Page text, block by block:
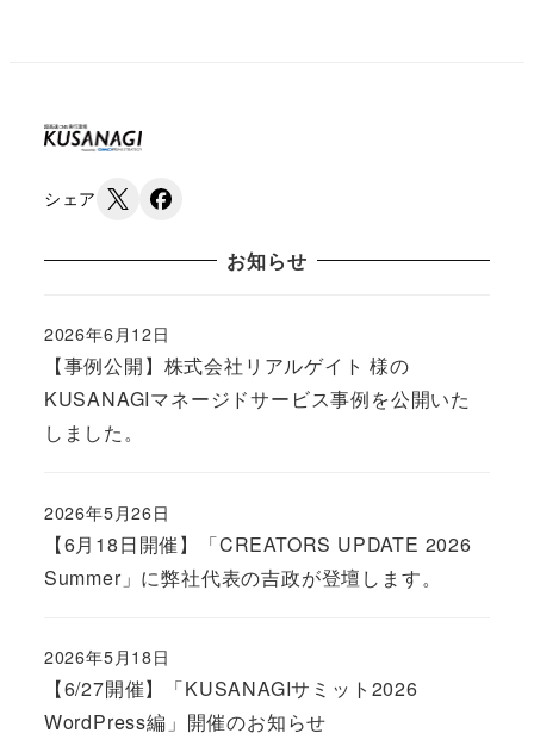
シェア
お知らせ
【事例公開】株式会社リアルゲイト 様の
KUSANAGIマネージドサービス事例を公開いた
しました。
Published
2026年6月12日
【6月18日開催】「CREATORS UPDATE 2026
Summer」に弊社代表の吉政が登壇します。
Published
2026年5月26日
【6/27開催】「KUSANAGIサミット2026
WordPress編」開催のお知らせ
Published
2026年5月18日